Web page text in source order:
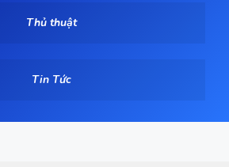
Thủ thuật
Tin Tức